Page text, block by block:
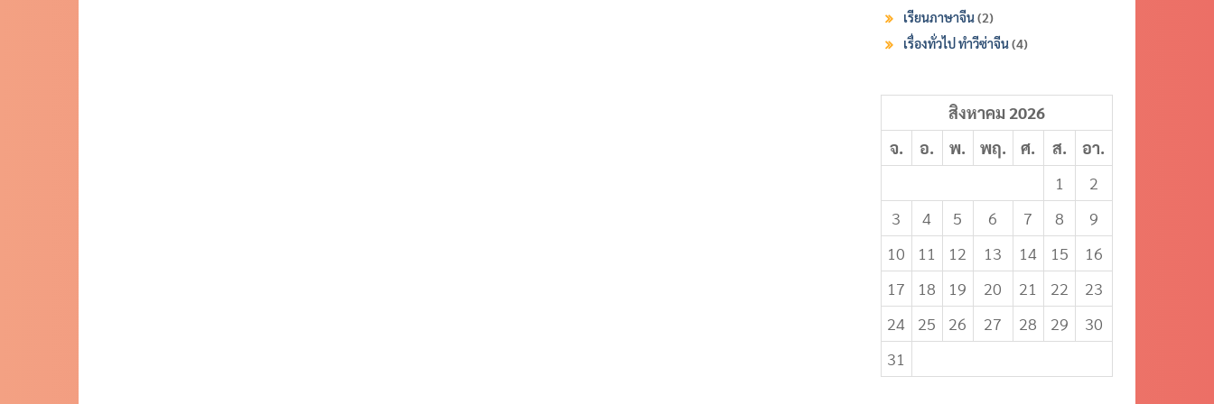
เรียนภาษาจีน(2)
เรื่องทั่วไป ทำวีซ่าจีน(4)
สิงหาคม 2026
จ.
อ. พ. พฤ. ศ. ส.
อา.
1
2
3
4 5 6 7 8
9
10
11 12 13 14 15
16
17
18 19 20 21 22
23
24
25 26 27 28 29
30
31